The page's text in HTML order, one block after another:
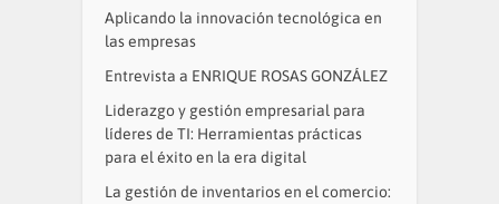
Aplicando la innovación tecnológica en
las empresas
Entrevista a ENRIQUE ROSAS GONZÁLEZ
Liderazgo y gestión empresarial para
líderes de TI: Herramientas prácticas
para el éxito en la era digital
La gestión de inventarios en el comercio: